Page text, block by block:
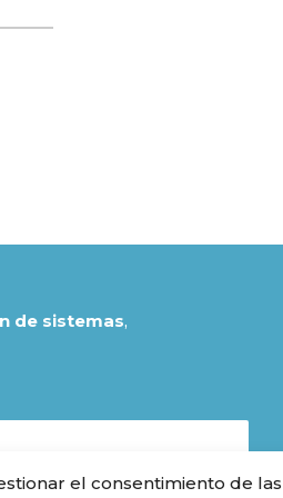
el consentimiento de
de sistemas,